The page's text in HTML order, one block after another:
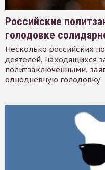
Российские
голодовке
Несколько российских
деятелей, находящихся
политзаключенными,
однодневную голодовку